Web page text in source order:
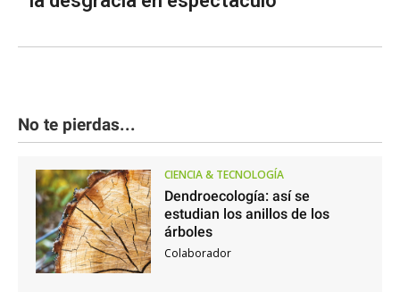
No te pierdas...
CIENCIA & TECNOLOGÍA
Dendroecología: así se
estudian los anillos de los
árboles
Colaborador